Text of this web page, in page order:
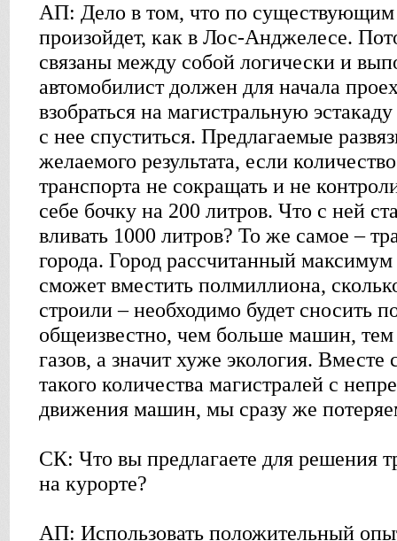
АП: Дело в том, что по существующим
произойдет, как в Лос-Анджелесе.
связаны между собой логически и
автомобилист должен для начала
взобраться на магистральную
с нее спуститься. Предлагаемые
желаемого результата, если
транспорта не сокращать и не
себе бочку на 200 литров. Что с ней
вливать 1000 литров? То же самое –
города. Город рассчитанный
сможет вместить полмиллиона,
строили – необходимо будет сносить
общеизвестно, чем больше машин,
газов, а значит хуже экология. Вместе
такого количества магистралей с
движения машин, мы сразу же
СК: Что вы предлагаете для решения
на курорте?
АП: Использовать положительный